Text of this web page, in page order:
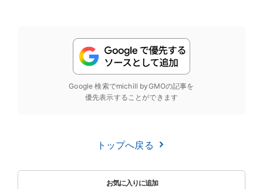
Google 検索でmichill byGMOの記事を
優先表示することができます
トップへ戻る